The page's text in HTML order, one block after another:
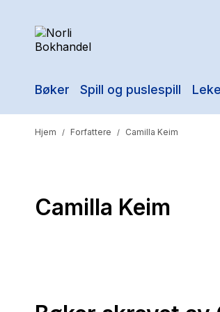
Bøker Spill og puslespill
Hjem / Forfattere / Camilla Keim
Camilla Keim